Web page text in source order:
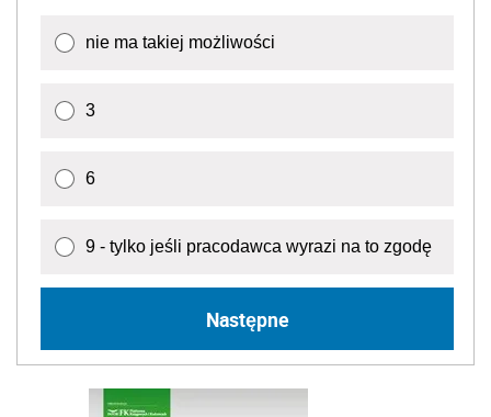
nie ma takiej możliwości
3
6
9 - tylko jeśli pracodawca wyrazi na to zgodę
Następne